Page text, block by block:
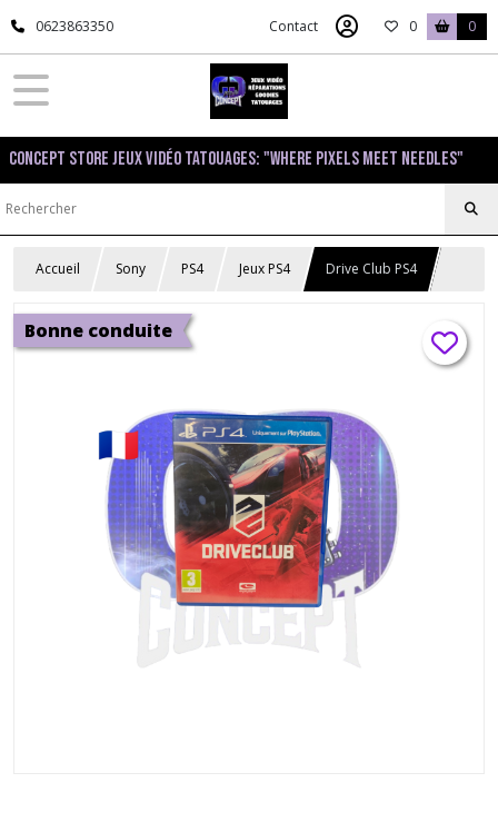
0623863350 Contact 0 0
Concept Store Jeux Vidéo Tatouages: "Where pixels meet needles"
Accueil Sony PS4 Jeux PS4 Drive Club PS4
Bonne conduite